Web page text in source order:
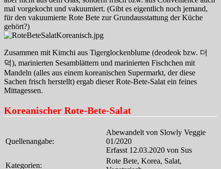
mal vorgekocht und vakuumiert. (Gibt es eigentlich noch jemand,
für den vakuumierte Rote Bete zur Grundausstattung der Küche
gehört?)
Zusammen mit Kimchi aus Tigerglockenblume (deodeok bzw. 더
덕), marinierten Sesamblättern und marinierten Fischchen mit
Mandeln (alles aus einem koreanischen Supermarkt, der diese
Sachen frisch herstellt) ergab dieser Rote-Bete-Salat ein feines
Mittagessen.
Koreanischer Rote-Bete-Salat
Quellenangabe:
Abewandelt von Slowly Veggie
01/2020
Erfasst 12.03.2020 von Sus
Kategorien:
Rote Bete, Korea, Salat,